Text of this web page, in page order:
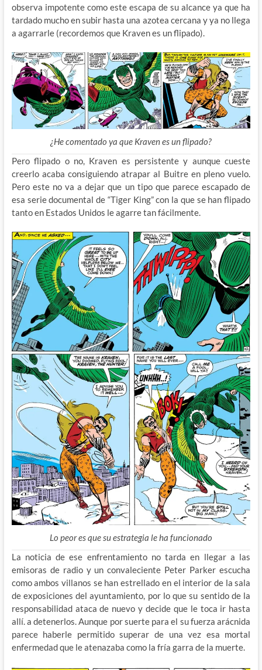
observa impotente como este escapa de su alcance ya que ha
tardado mucho en subir hasta una azotea cercana y ya no llega
a agarrarle (recordemos que Kraven es un flipado).
¿He comentado ya que Kraven es un flipado?
Pero flipado o no, Kraven es persistente y aunque cueste
creerlo acaba consiguiendo atrapar al Buitre en pleno vuelo.
Pero este no va a dejar que un tipo que parece escapado de
esa serie documental de “Tiger King” con la que se han flipado
tanto en Estados Unidos le agarre tan fácilmente.
Lo peor es que su estrategia le ha funcionado
La noticia de ese enfrentamiento no tarda en llegar a las
emisoras de radio y un convaleciente Peter Parker escucha
como ambos villanos se han estrellado en el interior de la sala
de exposiciones del ayuntamiento, por lo que su sentido de la
responsabilidad ataca de nuevo y decide que le toca ir hasta
allí. a detenerlos. Aunque por suerte para el su fuerza arácnida
parece haberle permitido superar de una vez esa mortal
enfermedad que le atenazaba como la fría garra de la muerte.